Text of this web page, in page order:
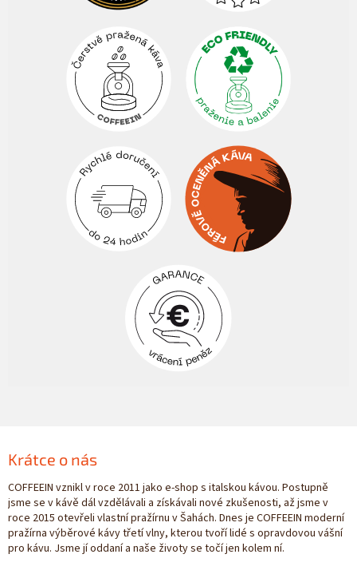
Krátce o nás
COFFEEIN vznikl v roce 2011 jako e-shop s italskou kávou. Postupně
jsme se v kávě dál vzdělávali a získávali nové zkušenosti, až jsme v
roce 2015 otevřeli vlastní pražírnu v Šahách. Dnes je COFFEEIN moderní
pražírna výběrové kávy třetí vlny, kterou tvoří lidé s opravdovou vášní
pro kávu. Jsme jí oddaní a naše životy se točí jen kolem ní.